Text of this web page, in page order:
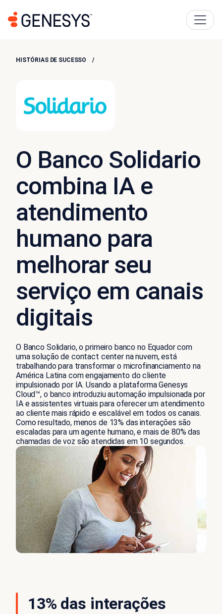
HISTÓRIAS DE SUCESSO
O Banco Solidario
combina IA e
atendimento
humano para
melhorar seu
serviço em canais
digitais
O Banco Solidario, o primeiro banco no Equador com
uma solução de contact center na nuvem,está
trabalhando para transformar o microfinanciamento na
América Latina com engajamento do cliente
impulsionado por IA.Usando a plataforma Genesys
Cloud™, o banco introduziu automação impulsionada por
IA e assistentes virtuais para oferecer um atendimento
ao cliente mais rápido e escalável em todos os canais.
Como resultado, menos de 13% das interações são
escaladas para umagente humano,e mais de 80% das
chamadas de voz são atendidas em 10 segundos.
13% das interações